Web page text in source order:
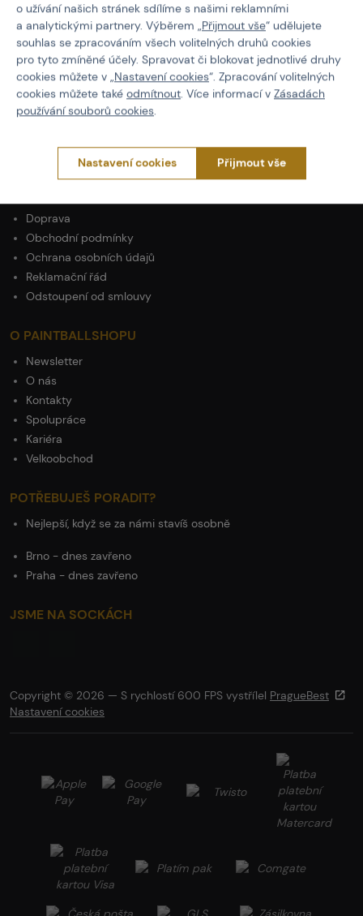
PROČ NAKUPOVAT U NÁS?
Actionshop.cz
Black Friday
3x Showroom v ČR
Ověřené značky
Články
Doprava
Obchodní podmínky
Ochrana osobních údajů
Reklamační řád
Odstoupení od smlouvy
O PAINTBALLSHOPU
Newsletter
O nás
Kontakty
Spolupráce
Kariéra
Velkoobchod
POTŘEBUJEŠ PORADIT?
Nejlepší, když se za námi stavíš osobně
Brno - dnes zavřeno
Praha - dnes zavřeno
JSME NA SOCKÁCH
Copyright © 2026 — S rychlostí 600 FPS vystřílel PragueBest
Nastavení cookies
o užívání našich stránek sdílíme s našimi reklamními
a analytickými partnery. Výběrem „Přijmout vše“ udělujete
souhlas se zpracováním všech volitelných druhů cookies
pro tyto zmíněné účely. Spravovat či blokovat jednotlivé druhy
cookies můžete v „Nastavení cookies“. Zpracování volitelných
cookies můžete také odmítnout. Více informací v Zásadách
používání souborů cookies.
Nastavení cookies Přijmout vše